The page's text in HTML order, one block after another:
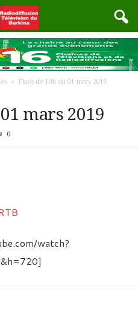
Flash de 10h du 01 mars 2019
mars 2019
0
watch?